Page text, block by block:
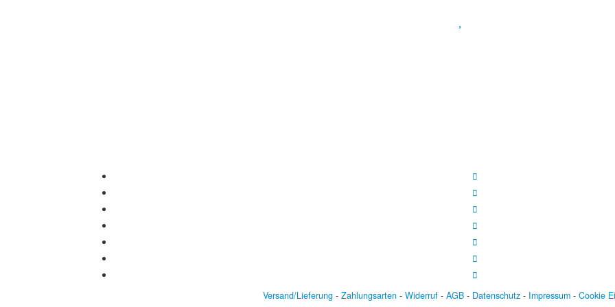
Versand/Lieferung- Zahlungsarten- Widerruf- AGB- Datenschutz- Impressum- Cookie